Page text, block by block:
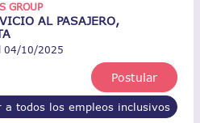
GROUP
AL PASAJERO,
04/10/2025
Postular
a todos los empleos inclusivos